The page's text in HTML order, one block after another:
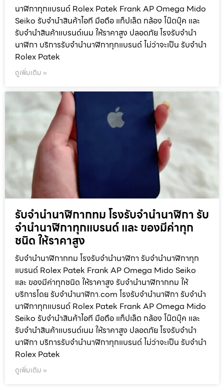
นาฬิกาทุกแบรนด์ Rolex Patek Frank AP Omega Mido
Seiko รับจำนำสินค้าไอที มือถือ แท็ปเล็ต กล้อง โน๊ตบุ๊ค และ
รับจำนำสินค้าแบรนด์เนม ให้ราคาสูง ปลอดภัย โรงรับจำนำ
นาฬิกา บริการรับจำนำนาฬิกาทุกแบรนด์ ไม่ว่าจะเป็น รับจำนำ
Rolex Patek
ดูเพิ่มเติม »
รับจำนำนาฬิกากทม โรงรับจำนำนาฬิกา รับ
จำนำนาฬิกาทุกแบรนด์ และ ของมีค่าทุก
ชนิด ให้ราคาสูง
รับจำนำนาฬิกากทม โรงรับจำนำนาฬิกา รับจำนำนาฬิกาทุก
แบรนด์ Rolex Patek Frank AP Omega Mido Seiko
และ ของมีค่าทุกชนิด ให้ราคาสูง รับจำนำนาฬิกากทม ให้
บริการโดย รับจํานํานาฬิกา.com โรงรับจำนำนาฬิกา รับจำนำ
นาฬิกาทุกแบรนด์ Rolex Patek Frank AP Omega Mido
Seiko รับจำนำสินค้าไอที มือถือ แท็ปเล็ต กล้อง โน๊ตบุ๊ค และ
รับจำนำสินค้าแบรนด์เนม ให้ราคาสูง ปลอดภัย โรงรับจำนำ
นาฬิกา บริการรับจำนำนาฬิกาทุกแบรนด์ ไม่ว่าจะเป็น รับจำนำ
Rolex Patek
ดูเพิ่มเติม »